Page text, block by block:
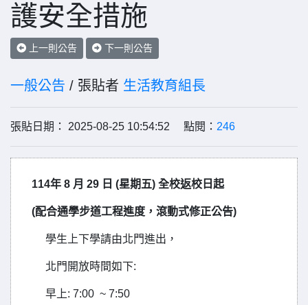
護安全措施
上一則公告 下一則公告
一般公告 / 張貼者 生活教育組長
張貼日期： 2025-08-25 10:54:52 點閱： 246
114年 8 月 29 日 (星期五) 全校返校日起
(配合通學步道工程進度，滾動式修正公告)
學生上下學請由北門進出，
北門開放時間如下:
早上: 7:00 ~ 7:50